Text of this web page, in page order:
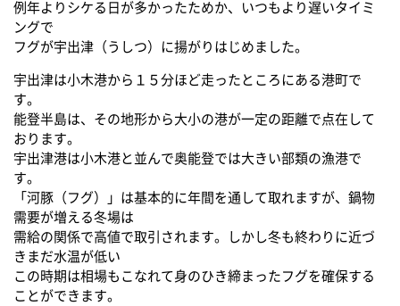
例年よりシケる日が多かったためか、いつもより遅いタイミ
ングで
フグが宇出津（うしつ）に揚がりはじめました。
宇出津は小木港から１５分ほど走ったところにある港町で
す。
能登半島は、その地形から大小の港が一定の距離で点在して
おります。
宇出津港は小木港と並んで奥能登では大きい部類の漁港で
す。
「河豚（フグ）」は基本的に年間を通して取れますが、鍋物
需要が増える冬場は
需給の関係で高値で取引されます。しかし冬も終わりに近づ
きまだ水温が低い
この時期は相場もこなれて身のひき締まったフグを確保する
ことができます。